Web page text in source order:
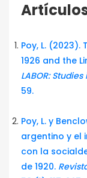
Poy, L. (2023).
1926 and the
LABOR:
59.
Poy, L. y
argentino y el
con la
de 1920.